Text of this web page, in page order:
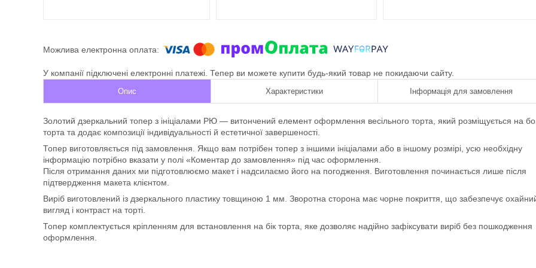
У компанії підключені електронні платежі. Тепер ви можете купити будь-який товар не покидаючи сайту.
Опис Характеристики Інформація для замовлення
Золотий дзеркальний топер з ініціалами РЮ — витончений елемент оформлення весільного торта, який розміщується на
торта та додає композиції індивідуальності й естетичної завершеності.
Топер виготовляється під замовлення. Якщо вам потрібен топер з іншими ініціалами або в іншому розмірі, усю необхідну
інформацію потрібно вказати у полі «Коментар до замовлення» під час оформлення.
Після отримання даних ми підготовлюємо макет і надсилаємо його на погодження. Виготовлення починається лише після
підтвердження макета клієнтом.
Виріб виготовлений із дзеркального пластику товщиною 1 мм. Зворотна сторона має чорне покриття, що забезпечує
вигляд і контраст на торті.
Топер комплектується кріпленням для встановлення на бік торта, яке дозволяє надійно зафіксувати виріб без пошкодження
оформлення.